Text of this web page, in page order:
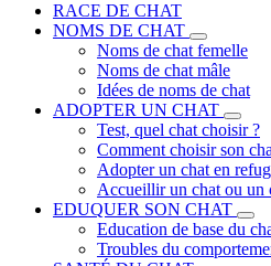
RACE DE CHAT
NOMS DE CHAT
Noms de chat femelle
Noms de chat mâle
Idées de noms de chat
ADOPTER UN CHAT
Test, quel chat choisir ?
Comment choisir son
Adopter un chat en
Accueillir un chat ou un
EDUQUER SON CHAT
Education de base du
Troubles du